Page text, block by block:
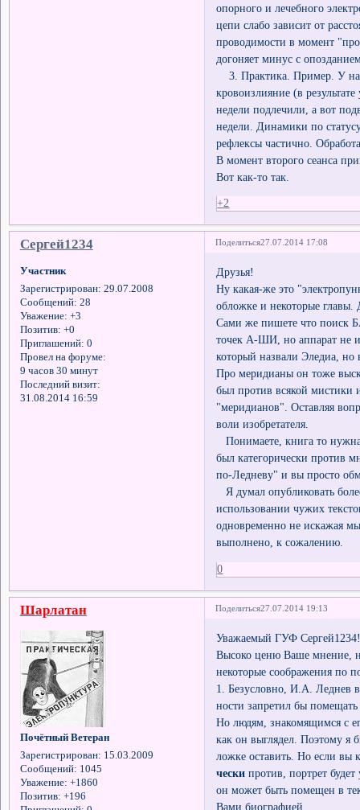
опорного и лечебного
цепи слабо зависит от
проводимости в момент
догоняет минус с
3. Практика. Пример. У
кровоизлияние (в
недели подлечили, а вот
недели. Динамики по
рефлексы частично.
В момент второго сеанса
Вот как-то так.
+2
Поделиться27.07.2014 17:08
Сергей1234
Участник
Зарегистрирован: 29.07.2008
Сообщений: 28
Уважение: +3
Позитив: +0
Приглашений: 0
Провел на форуме:
9 часов 30 минут
Последний визит:
31.08.2014 16:59
Друзья!
Ну какая-же это
обложке и некоторые главы.
Сами же пишете что поиск
точек А-ШИ, но аппарат не
который назвали Эледиа, но
Про меридианы он тоже
был против всякой мистики
"меридианов". Оставляя
воли изобретателя.
Понимаете, книга то
был категорически против
по-Ледневу" и вы просто
Я думал опубликовать
использовании чужих
одновременно не искажая
выполнено, к сожалению.
0
Поделиться27.07.2014 19:13
Шарлатан
Почётный Ветеран
Зарегистрирован: 15.03.2009
Сообщений: 1045
Уважение: +1860
Позитив: +196
Уважаемый ГУФ
Высоко ценю Ваше мнение,
некоторые соображения по
1. Безусловно, И.А. Леднев
ности запретил бы
Но людям, знакомящимся с
как он выглядел. Поэтому я
ложке оставить. Но если вы
чески против, портрет
он может быть помещен в
Вами биографией.